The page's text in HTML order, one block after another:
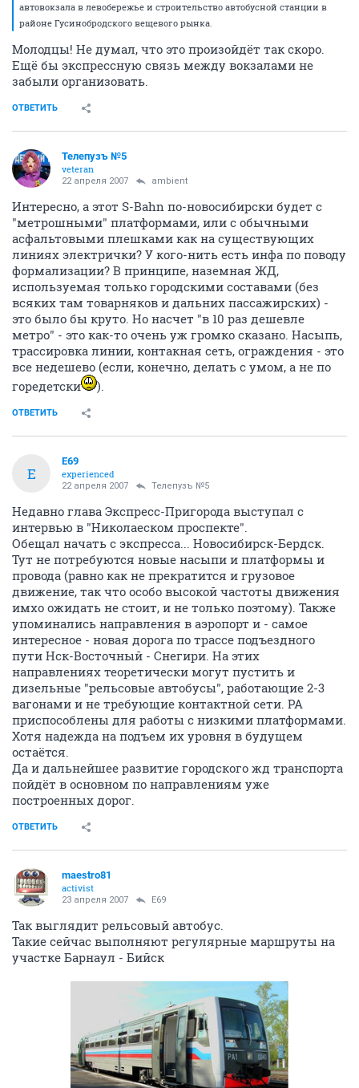
автовокзала в левобережье и строительство автобусной станции в
районе Гусинобродского вещевого рынка.
Молодцы! Не думал, что это произойдёт так скоро.
Ещё бы экспрессную связь между вокзалами не
забыли организовать.
ОТВЕТИТЬ
Телепузъ №5
veteran
22 апреля 2007 ambient
Интересно, а этот S-Bahn по-новосибирски будет с
"метрошными" платформами, или с обычными
асфальтовыми плешками как на существующих
линиях электрички? У кого-нить есть инфа по поводу
формализации? В принципе, наземная ЖД,
используемая только городскими составами (без
всяких там товарняков и дальних пассажирских) -
это было бы круто. Но насчет "в 10 раз дешевле
метро" - это как-то очень уж громко сказано. Насыпь,
трассировка линии, контакная сеть, ограждения - это
все недешево (если, конечно, делать с умом, а не по
горедетски
).
ОТВЕТИТЬ
E
E69
experienced
22 апреля 2007 Телепузъ №5
Недавно глава Экспресс-Пригорода выступал с
интервью в "Николаеском проспекте".
Обещал начать с экспресса... Новосибирск-Бердск.
Тут не потребуются новые насыпи и платформы и
провода (равно как не прекратится и грузовое
движение, так что особо высокой частоты движения
имхо ожидать не стоит, и не только поэтому). Также
упоминались направления в аэропорт и - самое
интересное - новая дорога по трассе подъездного
пути Нск-Восточный - Снегири. На этих
направлениях теоретически могут пустить и
дизельные "рельсовые автобусы", работающие 2-3
вагонами и не требующие контактной сети. РА
приспособлены для работы с низкими платформами.
Хотя надежда на подъем их уровня в будущем
остаётся.
Да и дальнейшее развитие городского жд транспорта
пойдёт в основном по направлениям уже
построенных дорог.
ОТВЕТИТЬ
maestro81
activist
23 апреля 2007 E69
Так выглядит рельсовый автобус.
Такие сейчас выполняют регулярные маршруты на
участке Барнаул - Бийск